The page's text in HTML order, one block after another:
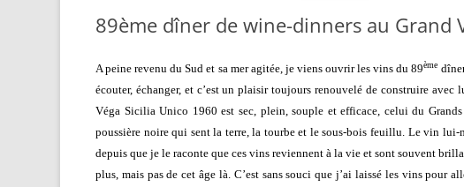
89ème dîner de wine-dinners au Grand
A peine revenu du Sud et sa mer agitée, je viens ouvrir les vins du 89ème
écouter, échanger, et c’est un plaisir toujours renouvelé de construire
Véga Sicilia Unico 1960 est sec, plein, souple et efficace, celui du
poussière noire qui sent la terre, la tourbe et le sous-bois feuillu. Le vin
depuis que je le raconte que ces vins reviennent à la vie et sont souvent
plus, mais pas de cet âge là. C’est sans souci que j’ai laissé les vins pour